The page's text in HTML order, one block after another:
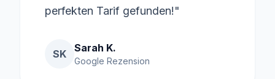
perfekten Tarif gefunden!"
SK Sarah K.
Google Rezension